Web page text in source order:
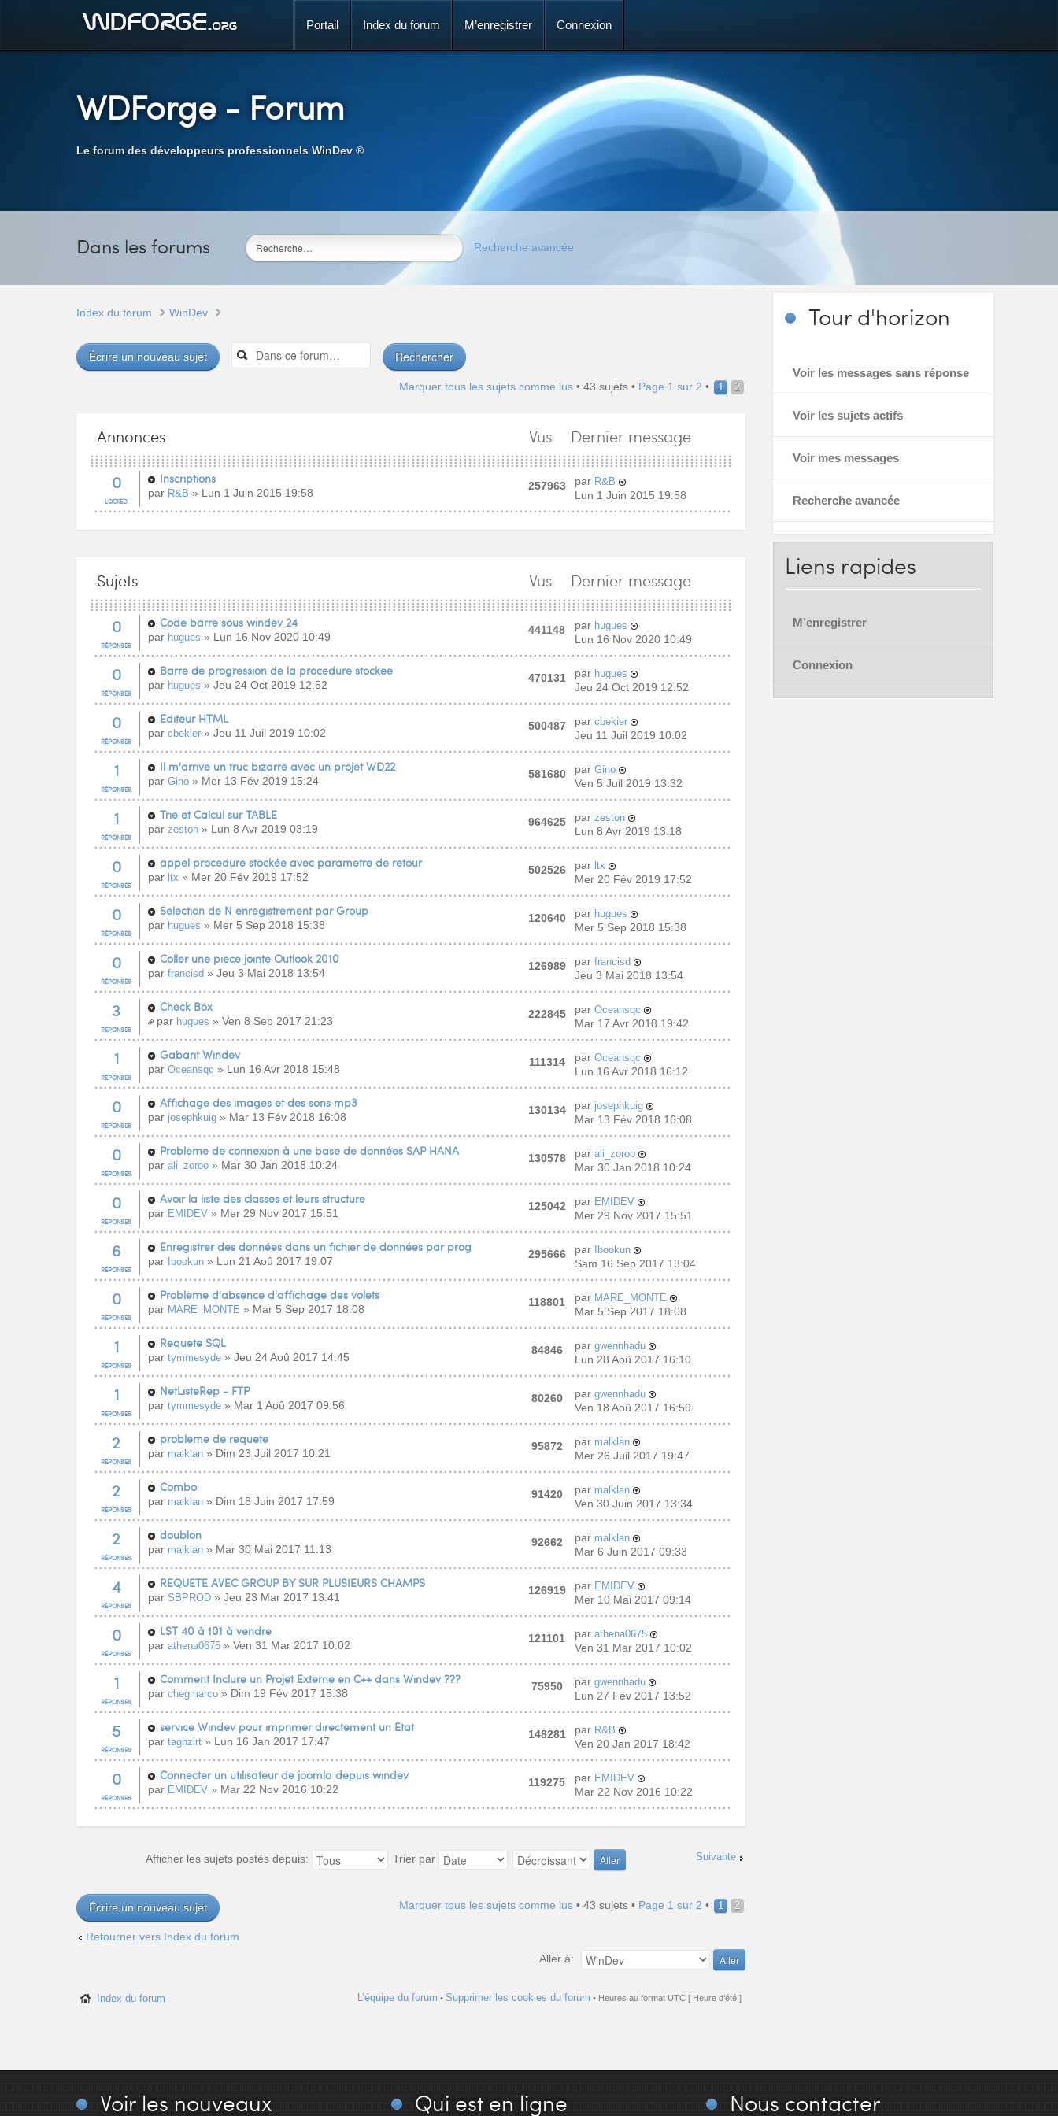
Portail Index du forum M’enregistrer Connexion
WDForge- Forum
Le forum des développeurs professionnels WinDev ®
Dans les forums Recherche avancée
Index du forum WinDev
Écrire un nouveau sujet
Marquer tous les sujets comme lus • 43 sujets • Page 1 sur 2 • 1 2
Annonces Vus Dernier message
0
LOCKED
Inscriptions
par R&B » Lun 1 Juin 2015 19:58
257963 par R&B
Lun 1 Juin 2015 19:58
Sujets Vus Dernier message
0
RÉPONSES
Code barre sous windev 24
par hugues » Lun 16 Nov 2020 10:49
441148 par hugues
Lun 16 Nov 2020 10:49
0
RÉPONSES
Barre de progression de la procedure stockee
par hugues » Jeu 24 Oct 2019 12:52
470131 par hugues
Jeu 24 Oct 2019 12:52
0
RÉPONSES
Editeur HTML
par cbekier » Jeu 11 Juil 2019 10:02
500487 par cbekier
Jeu 11 Juil 2019 10:02
1
RÉPONSES
Il m'arrive un truc bizarre avec un projet WD22
par Gino » Mer 13 Fév 2019 15:24
581680 par Gino
Ven 5 Juil 2019 13:32
1
RÉPONSES
Trie et Calcul sur TABLE
par zeston » Lun 8 Avr 2019 03:19
964625 par zeston
Lun 8 Avr 2019 13:18
0
RÉPONSES
appel procedure stockée avec parametre de retour
par ltx » Mer 20 Fév 2019 17:52
502526 par ltx
Mer 20 Fév 2019 17:52
0
RÉPONSES
Selection de N enregistrement par Group
par hugues » Mer 5 Sep 2018 15:38
120640 par hugues
Mer 5 Sep 2018 15:38
0
RÉPONSES
Coller une piece jointe Outlook 2010
par francisd » Jeu 3 Mai 2018 13:54
126989 par francisd
Jeu 3 Mai 2018 13:54
3
RÉPONSES
Check Box
par hugues » Ven 8 Sep 2017 21:23
222845 par Oceansqc
Mar 17 Avr 2018 19:42
1
RÉPONSES
Gabarit Windev
par Oceansqc » Lun 16 Avr 2018 15:48
111314 par Oceansqc
Lun 16 Avr 2018 16:12
0
RÉPONSES
Affichage des images et des sons mp3
par josephkuig » Mar 13 Fév 2018 16:08
130134 par josephkuig
Mar 13 Fév 2018 16:08
0
RÉPONSES
Problème de connexion à une base de données SAP HANA
par ali_zoroo » Mar 30 Jan 2018 10:24
130578 par ali_zoroo
Mar 30 Jan 2018 10:24
0
RÉPONSES
Avoir la liste des classes et leurs structure
par EMIDEV » Mer 29 Nov 2017 15:51
125042 par EMIDEV
Mer 29 Nov 2017 15:51
6
RÉPONSES
Enregistrer des données dans un fichier de données par prog
par Ibookun » Lun 21 Aoû 2017 19:07
295666 par Ibookun
Sam 16 Sep 2017 13:04
0
RÉPONSES
Problème d'absence d'affichage des volets
par MARE_MONTE » Mar 5 Sep 2017 18:08
118801 par MARE_MONTE
Mar 5 Sep 2017 18:08
1
RÉPONSES
Requete SQL
par tymmesyde » Jeu 24 Aoû 2017 14:45
84846 par gwennhadu
Lun 28 Aoû 2017 16:10
1
RÉPONSES
NetListeRep - FTP
par tymmesyde » Mar 1 Aoû 2017 09:56
80260 par gwennhadu
Ven 18 Aoû 2017 16:59
2
RÉPONSES
probleme de requete
par malklan » Dim 23 Juil 2017 10:21
95872 par malklan
Mer 26 Juil 2017 19:47
2
RÉPONSES
Combo
par malklan » Dim 18 Juin 2017 17:59
91420 par malklan
Ven 30 Juin 2017 13:34
2
RÉPONSES
doublon
par malklan » Mar 30 Mai 2017 11:13
92662 par malklan
Mar 6 Juin 2017 09:33
4
RÉPONSES
REQUETE AVEC GROUP BY SUR PLUSIEURS CHAMPS
par SBPROD » Jeu 23 Mar 2017 13:41
126919 par EMIDEV
Mer 10 Mai 2017 09:14
0
RÉPONSES
LST 40 à 101 à vendre
par athena0675 » Ven 31 Mar 2017 10:02
121101 par athena0675
Ven 31 Mar 2017 10:02
1
RÉPONSES
Comment Inclure un Projet Externe en C++ dans Windev ???
par chegmarco » Dim 19 Fév 2017 15:38
75950 par gwennhadu
Lun 27 Fév 2017 13:52
5
RÉPONSES
service Windev pour imprimer directement un Etat
par taghzirt » Lun 16 Jan 2017 17:47
148281 par R&B
Ven 20 Jan 2017 18:42
0
RÉPONSES
Connecter un utilisateur de joomla depuis windev
par EMIDEV » Mar 22 Nov 2016 10:22
119275 par EMIDEV
Mar 22 Nov 2016 10:22
Suivante
Afficher les sujets postés depuis: Trier par
Écrire un nouveau sujet Marquer tous les sujets comme lus • 43 sujets • Page 1 sur 2 • 1 2
Retourner vers Index du forum
Aller à:
Index du forum L’équipe du forum • Supprimer les cookies du forum • Heures au format UTC [ Heure d’été ]
Tour d'horizon
Voir les messages sans réponse
Voir les sujets actifs
Voir mes messages
Recherche avancée
Liens rapides
M’enregistrer
Connexion
Voir les nouveaux Qui est en ligne Nous contacter